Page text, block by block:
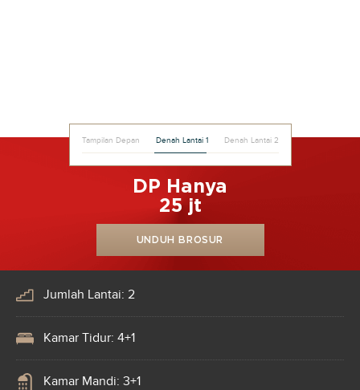
Tampilan Depan Denah Lantai 1 Denah Lantai 2
DP Hanya
25 jt
UNDUH BROSUR
Jumlah Lantai: 2
Kamar Tidur: 4+1
Kamar Mandi: 3+1